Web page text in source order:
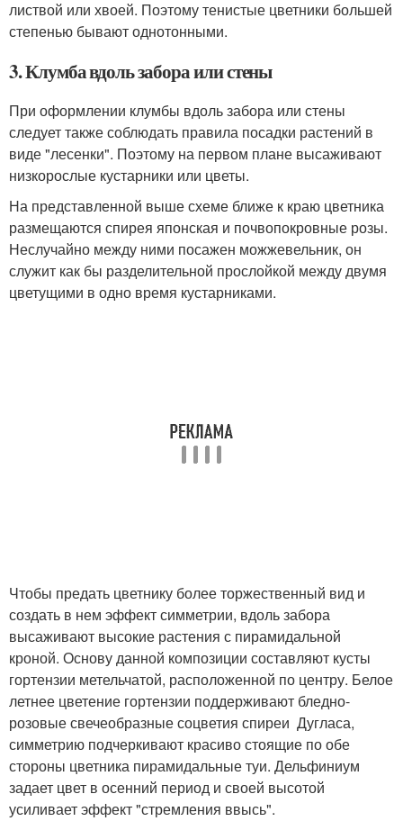
листвой или хвоей. Поэтому тенистые цветники большей
степенью бывают однотонными.
3. Клумба вдоль забора или стены
При оформлении клумбы вдоль забора или стены
следует также соблюдать правила посадки растений в
виде "лесенки". Поэтому на первом плане высаживают
низкорослые кустарники или цветы.
На представленной выше схеме ближе к краю цветника
размещаются спирея японская и почвопокровные розы.
Неслучайно между ними посажен можжевельник, он
служит как бы разделительной прослойкой между двумя
цветущими в одно время кустарниками.
Чтобы предать цветнику более торжественный вид и
создать в нем эффект симметрии, вдоль забора
высаживают высокие растения с пирамидальной
кроной. Основу данной композиции составляют кусты
гортензии метельчатой, расположенной по центру. Белое
летнее цветение гортензии поддерживают бледно-
розовые свечеобразные соцветия спиреи Дугласа,
симметрию подчеркивают красиво стоящие по обе
стороны цветника пирамидальные туи. Дельфиниум
задает цвет в осенний период и своей высотой
усиливает эффект "стремления ввысь".